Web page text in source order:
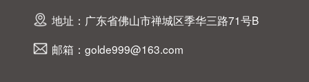
地址：广东省佛山市禅城区季华三路71号B
邮箱：golde999@163.com